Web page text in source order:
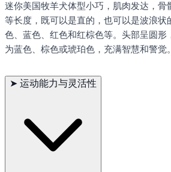
迷你美国牧羊犬体型小巧，肌肉发达，骨
等长度，既可以是直的，也可以是波浪状
色、蓝色、红色和红棕色等。头部呈圆形
为蓝色、棕色或琥珀色，充满智慧和警觉。
➤ 运动能力与灵活性